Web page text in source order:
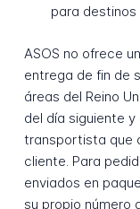
para
ASOS no ofrece
entrega de fin de
áreas del Reino
del día siguiente
transportista que
cliente. Para
enviados en
su propio número